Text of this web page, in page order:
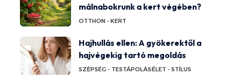
málnabokrunk a kert végében?
OTTHON - KERT
Hajhullás ellen: A gyökerektől a
hajvégekig tartó megoldás
SZÉPSÉG - TESTÁPOLÁSÉLET - STÍLUS